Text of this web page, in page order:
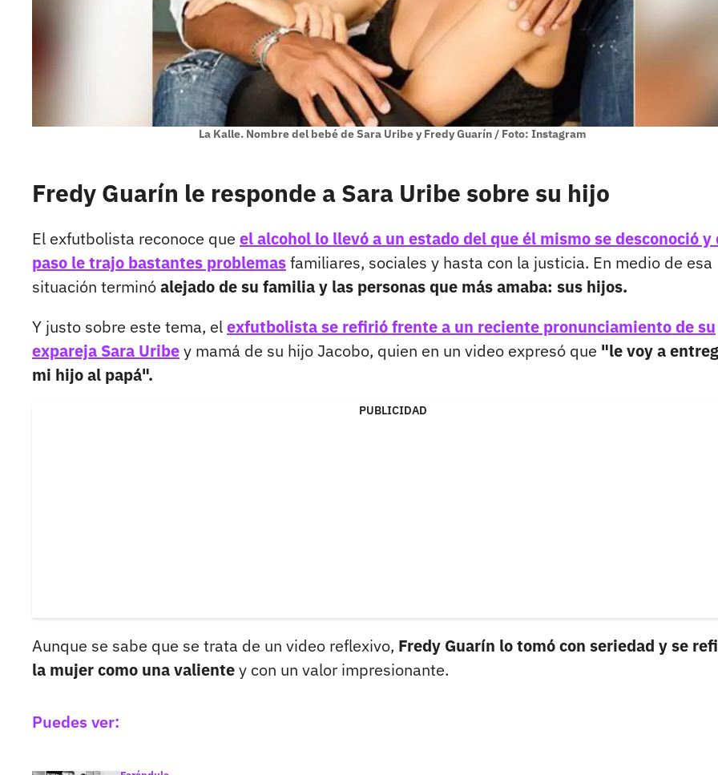
La Kalle. Nombre del bebé de Sara Uribe y Fredy Guarín / Foto: Instagram
Fredy Guarín le responde a Sara Uribe sobre su hijo
El exfutbolista reconoce que el alcohol lo llevó a un estado del que él mismo se desconoció y
paso le trajo bastantes problemasfamiliares, sociales y hasta con la justicia. En medio de esa
situación terminóalejado de su familia y las personas que más amaba: sus hijos.
Y justo sobre este tema, elexfutbolista se refirió frente a un reciente pronunciamiento de su
expareja Sara Uribey mamá de su hijo Jacobo, quien en un video expresó que "le voy a
mi hijo al papá".
PUBLICIDAD
Aunque se sabe que se trata de un video reflexivo, Fredy Guarín lo tomó con seriedad y se
la mujer como una valientey con un valor impresionante.
Puedes ver: